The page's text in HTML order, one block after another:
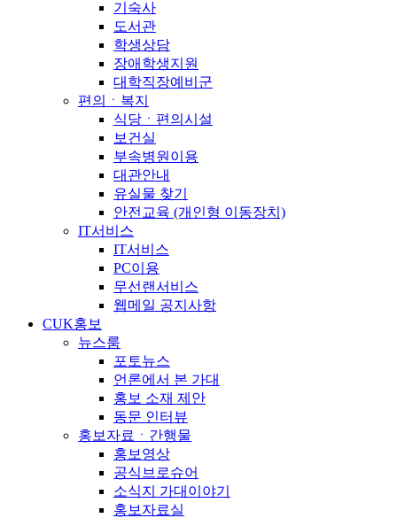
기숙사
도서관
학생상담
장애학생지원
대학직장예비군
편의ㆍ복지
식당ㆍ편의시설
보건실
부속병원이용
대관안내
유실물 찾기
안전교육 (개인형 이동장치)
IT서비스
IT서비스
PC이용
무선랜서비스
웹메일 공지사항
CUK홍보
뉴스룸
포토뉴스
언론에서 본 가대
홍보 소재 제안
동문 인터뷰
홍보자료ㆍ간행물
홍보영상
공식브로슈어
소식지 가대이야기
홍보자료실